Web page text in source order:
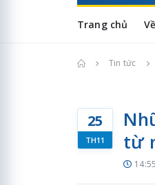
Trang chủ
Trang chủ
Tin tức
25
TH11
từ